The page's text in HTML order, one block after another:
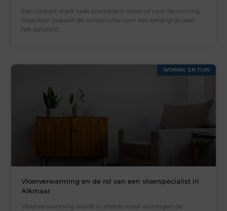
Een carport staat vaak prominent naast of voor de woning.
Daardoor bepaalt de constructie voor een belangrijk deel
het aanzicht
WONING EN TUIN
Vloerverwarming en de rol van een vloerspecialist in
Alkmaar
Vloerverwarming wordt in steeds meer woningen de